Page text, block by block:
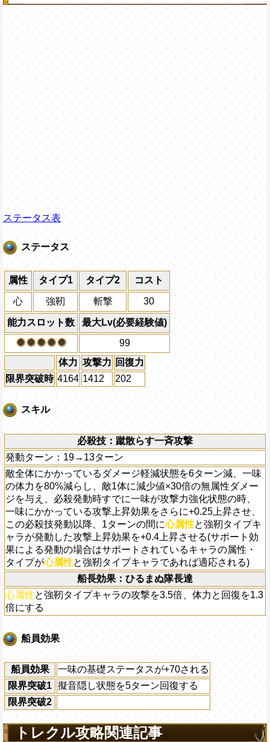
ステータス表
ステータス
属性 タイプ1 タイプ2 コスト
心 強靭 斬撃 30
能力スロット数
最大Lv(必要経験値)
99
体力 攻撃力 回復力
限界突破時 4164 1412 202
スキル
必殺技：蹴散らす一斉攻撃
発動ターン：19→13ターン
敵全体にかかっているダメージ軽減状態を6ターン減、一味
の体力を80%減らし、敵1体に減少値×30倍の無属性ダメー
ジを与え、必殺発動時すでに一味が攻撃力強化状態の時、
一味にかかっている攻撃上昇効果をさらに+0.25上昇させ、
この必殺技発動以降、1ターンの間に心属性と強靭タイプキ
ャラが発動した攻撃上昇効果を+0.4上昇させる(サポート効
果による発動の場合はサポートされているキャラの属性・
タイプが心属性と強靭タイプキャラであれば適応される)
船長効果：ひるまぬ隊長達
心属性と強靭タイプキャラの攻撃を3.5倍、体力と回復を1.3
倍にする
船員効果
船員効果
一味の基礎ステータスが+70される
限界突破1 擬音隠し状態を5ターン回復する
限界突破2
トレクル攻略関連記事